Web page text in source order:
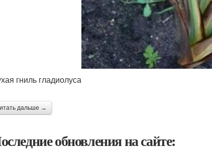
гниль гладиолуса
дальше →
обновления на сайте: